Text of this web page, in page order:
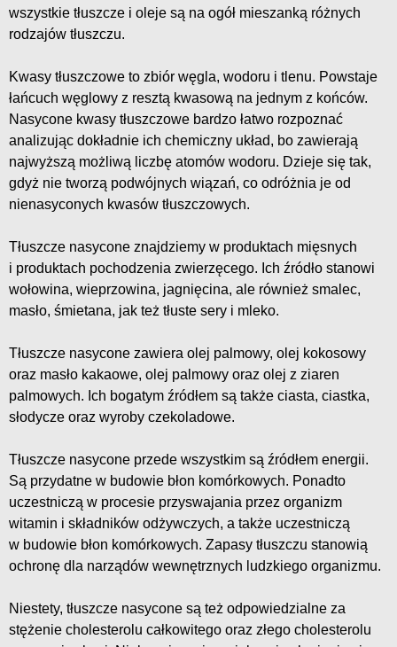
wszystkie tłuszcze i oleje są na ogół mieszanką różnych
rodzajów tłuszczu.
Kwasy tłuszczowe to zbiór węgla, wodoru i tlenu. Powstaje
łańcuch węglowy z resztą kwasową na jednym z końców.
Nasycone kwasy tłuszczowe bardzo łatwo rozpoznać
analizując dokładnie ich chemiczny układ, bo zawierają
najwyższą możliwą liczbę atomów wodoru. Dzieje się tak,
gdyż nie tworzą podwójnych wiązań, co odróżnia je od
nienasyconych kwasów tłuszczowych.
Tłuszcze nasycone znajdziemy w produktach mięsnych
i produktach pochodzenia zwierzęcego. Ich źródło stanowi
wołowina, wieprzowina, jagnięcina, ale również smalec,
masło, śmietana, jak też tłuste sery i mleko.
Tłuszcze nasycone zawiera olej palmowy, olej kokosowy
oraz masło kakaowe, olej palmowy oraz olej z ziaren
palmowych. Ich bogatym źródłem są także ciasta, ciastka,
słodycze oraz wyroby czekoladowe.
Tłuszcze nasycone przede wszystkim są źródłem energii.
Są przydatne w budowie błon komórkowych. Ponadto
uczestniczą w procesie przyswajania przez organizm
witamin i składników odżywczych, a także uczestniczą
w budowie błon komórkowych. Zapasy tłuszczu stanowią
ochronę dla narządów wewnętrznych ludzkiego organizmu.
Niestety, tłuszcze nasycone są też odpowiedzialne za
stężenie cholesterolu całkowitego oraz złego cholesterolu